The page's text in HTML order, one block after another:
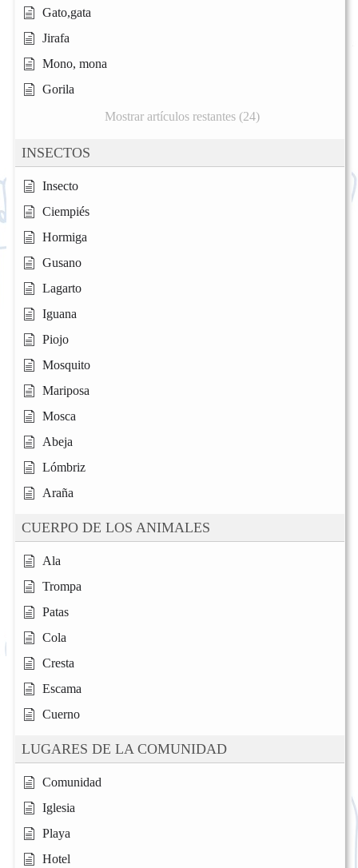
Gato,gata
Jirafa
Mono, mona
Gorila
Mostrar artículos restantes (24)
INSECTOS
Insecto
Ciempiés
Hormiga
Gusano
Lagarto
Iguana
Piojo
Mosquito
Mariposa
Mosca
Abeja
Lómbriz
Araña
CUERPO DE LOS ANIMALES
Ala
Trompa
Patas
Cola
Cresta
Escama
Cuerno
LUGARES DE LA COMUNIDAD
Comunidad
Iglesia
Playa
Hotel